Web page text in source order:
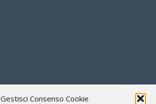
Gestisci Consenso Cookie